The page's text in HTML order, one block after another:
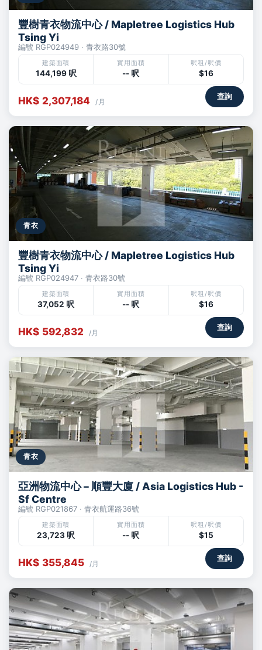
豐樹青衣物流中心 / Mapletree Logistics Hub
Tsing Yi
編號 RGP024949 · 青衣路30號
建築面積
144,199 呎
實用面積
-- 呎
呎租/呎價
$16
HK$ 2,307,184 /月
查詢
青衣
豐樹青衣物流中心 / Mapletree Logistics Hub
Tsing Yi
編號 RGP024947 · 青衣路30號
建築面積
37,052 呎
實用面積
-- 呎
呎租/呎價
$16
HK$ 592,832 /月
查詢
青衣
亞洲物流中心 – 順豐大廈 / Asia Logistics Hub -
Sf Centre
編號 RGP021867 · 青衣航運路36號
建築面積
23,723 呎
實用面積
-- 呎
呎租/呎價
$15
HK$ 355,845 /月
查詢